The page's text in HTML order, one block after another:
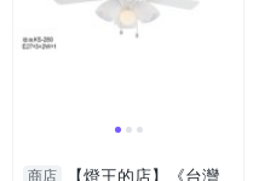
商店
【燈王的店】《台灣